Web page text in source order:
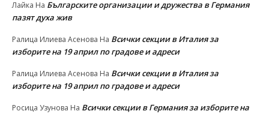
Лайка На Българските организации и дружества в Германия
пазят духа жив
Ралица Илиева Асенова На Всички секции в Италия за
изборите на 19 април по градове и адреси
Ралица Илиева Асенова На Всички секции в Италия за
изборите на 19 април по градове и адреси
Росица Узунова На Всички секции в Германия за изборите на